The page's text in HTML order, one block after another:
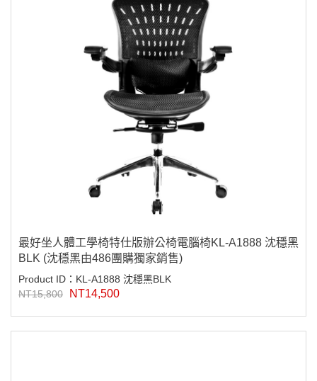
最好坐人體工學椅特仕版辦公椅電腦椅KL-A1888 沈穩黑
BLK (沈穩黑由486團購獨家銷售)
Product ID：KL-A1888 沈穩黑BLK
NT15,800
NT14,500